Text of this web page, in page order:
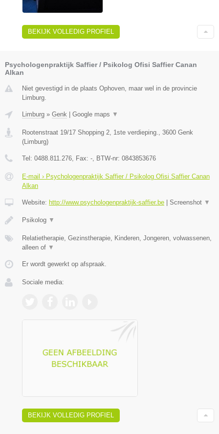
BEKIJK VOLLEDIG PROFIEL
Psychologenpraktijk Saffier / Psikolog Ofisi Saffier Canan
Alkan
Niet gevestigd in de plaats Ophoven, maar wel in de provincie
Limburg.
Limburg » Genk | Google maps ▼
Rootenstraat 19/17 Shopping 2, 1ste verdieping. 3600 Genk
(Limburg)
Tel: 0488.811.276 , Fax: - , BTW-nr: 0843853676
E-mail › Psychologenpraktijk Saffier / Psikolog Ofisi Saffier Canan
Alkan
Website: http://www.psychologenpraktijk-saffier.be | Screenshot ▼
Psikolog ▼
Relatietherapie, Gezinstherapie, Kinderen, Jongeren, volwassenen,
alleen of ▼
Er wordt gewerkt op afspraak.
Sociale media:
BEKIJK VOLLEDIG PROFIEL